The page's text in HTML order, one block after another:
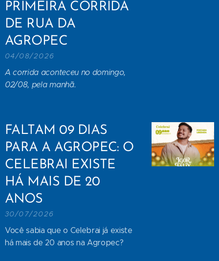
PRIMEIRA CORRIDA
DE RUA DA
AGROPEC
04/08/2026
A corrida aconteceu no domingo,
02/08, pela manhã.
FALTAM 09 DIAS
PARA A AGROPEC: O
CELEBRAI EXISTE
HÁ MAIS DE 20
ANOS
30/07/2026
Você sabia que o Celebrai já existe
há mais de 20 anos na Agropec?